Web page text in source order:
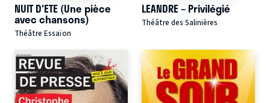
NUIT D'ETE (Une pièce
avec chansons)
Théâtre Essaïon
LEANDRE – Privilégié
Théâtre des Salinières